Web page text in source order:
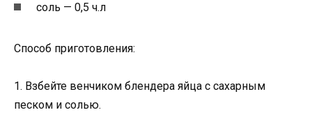
соль — 0,5 ч.л
Способ приготовления:
1. Взбейте венчиком блендера яйца с сахарным
песком и солью.